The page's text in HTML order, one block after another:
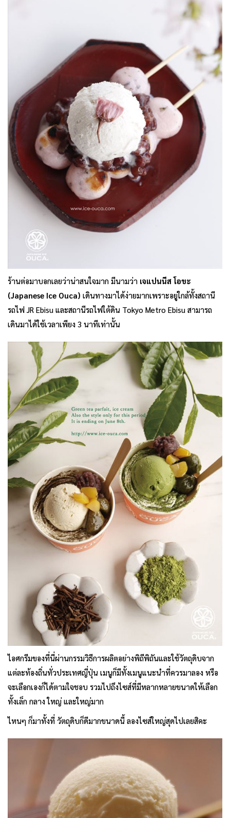
ร้านต่อมาบอกเลยว่าน่าสนใจมาก มีนามว่า เจแปนนีส โอขะ
(Japanese Ice Ouca) เดินทางมาได้ง่ายมากเพราะอยู่ใกล้ทั้งสถานี
รถไฟ JR Ebisu และสถานีรถไฟใต้ดิน Tokyo Metro Ebisu สามารถ
เดินมาได้ใช้เวลาเพียง 3 นาทีเท่านั้น
ไอศกรีมของที่นี่ผ่านกรรมวิธีการผลิตอย่างพิถีพิถันและใช้วัตถุดิบจาก
แต่ละท้องถิ่นทั่วประเทศญี่ปุ่น เมนูก็มีทั้งเมนูแนะนำที่ควรมาลอง หรือ
จะเลือกเองก็ได้ตามใจชอบ รวมไปถึงไซส์ที่มีหลากหลายขนาดให้เลือก
ทั้งเล็ก กลาง ใหญ่ และใหญ่มาก
ไหนๆ ก็มาทั้งที่ วัตถุดิบก็ดีมากขนาดนี้ ลองไซส์ใหญ่สุดไปเลยสิคะ